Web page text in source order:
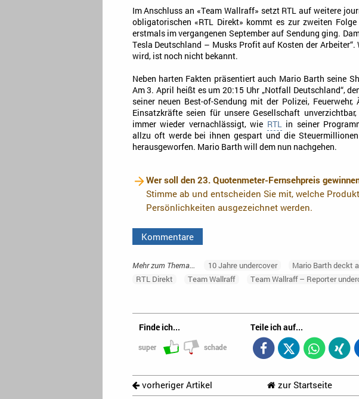
Im Anschluss an «Team Wallraff» setzt RTL auf weitere
obligatorischen «RTL Direkt» kommt es zur zweiten
erstmals im vergangenen September auf Sendung ging.
Tesla Deutschland – Musks Profit auf Kosten der Arbeiter“.
wird, ist noch nicht bekannt.
Neben harten Fakten präsentiert auch Mario Barth seine
Am 3. April heißt es um 20:15 Uhr „Notfall Deutschland“,
seiner neuen Best-of-Sendung mit der Polizei,
Einsatzkräfte seien für unsere Gesellschaft
immer wieder vernachlässigt, wie RTLin seiner
allzu oft werde bei ihnen gespart und die
herausgeworfen. Mario Barth will dem nun nachgehen.
Wer soll den 23. Quotenmeter-Fernsehpreis
Stimme ab und entscheiden Sie mit, welche
Persönlichkeiten ausgezeichnet werden.
Kommentare
Mehr zum Thema... 10 Jahre undercover Mario Barth deckt
RTL Direkt
Team Wallraff Team Wallraff – Reporter
Finde ich...
super schade
Teile ich auf...
vorheriger Artikel zur Startseite